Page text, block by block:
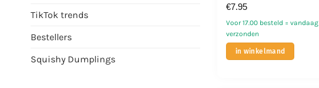
TikTok trends
Bestellers
Squishy Dumplings
Voor 17.00 besteld = vandaag
verzonden
€7.95
in winkelmand